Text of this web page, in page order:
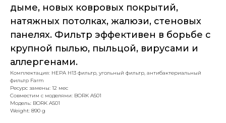
дыме, новых ковровых покрытий,
натяжных потолках, жалюзи, стеновых
панелях. Фильтр эффективен в борьбе с
крупной пылью, пыльцой, вирусами и
аллергенами.
Комплектация: HEPA H13 фильтр, угольный фильтр, антибактериальный
фильтр Farm
Ресурс замены: 12 мес
Совместим с моделями: BORK A501
Модель: BORK A501
Weight: 890 g